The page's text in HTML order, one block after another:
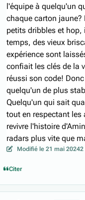
l'équipe à quelqu'un
chaque carton
petits dribbles et hop,
temps, des vieux
expérience sont
confiait les clés de la
réussi son code!
quelqu'un de plus
Quelqu'un qui sait
tout en respectant les
revivre l'histoire
radars plus vite que
Modifié le 21 mai 20242
Citer